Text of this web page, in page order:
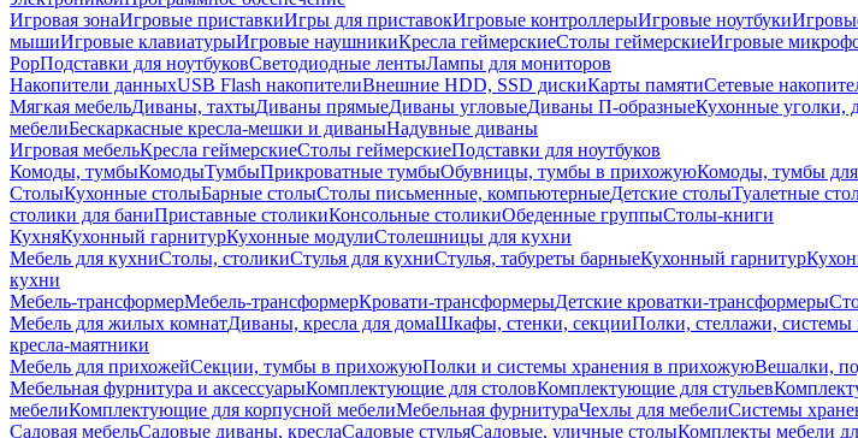
Игровая зонаИгровые приставкиИгры для приставокИгровые контроллерыИгровые ноутбуки
мышиИгровые клавиатурыИгровые наушникиКресла геймерскиеСтолы геймерскиеИгровые
PopПодставки для ноутбуковСветодиодные лентыЛампы для мониторов
Накопители данныхUSB Flash накопителиВнешние HDD, SSD дискиКарты памятиСетевые
Мягкая мебельДиваны, тахтыДиваны прямыеДиваны угловыеДиваны П-образныеКухонные уголки,
мебелиБескаркасные кресла-мешки и диваныНадувные диваны
Игровая мебельКресла геймерскиеСтолы геймерскиеПодставки для ноутбуков
Комоды, тумбыКомодыТумбыПрикроватные тумбыОбувницы, тумбы в прихожуюКомоды, тумбы
СтолыКухонные столыБарные столыСтолы письменные, компьютерныеДетские столыТуалетные
столики для баниПриставные столикиКонсольные столикиОбеденные группыСтолы-книги
КухняКухонный гарнитурКухонные модулиСтолешницы для кухни
Мебель для кухниСтолы, столикиСтулья для кухниСтулья, табуреты барныеКухонный гарнитур
кухни
Мебель-трансформерМебель-трансформерКровати-трансформерыДетские кроватки-трансформеры
Мебель для жилых комнатДиваны, кресла для домаШкафы, стенки, секцииПолки, стеллажи, системы
кресла-маятники
Мебель для прихожейСекции, тумбы в прихожуюПолки и системы хранения в прихожуюВешалки,
Мебельная фурнитура и аксессуарыКомплектующие для столовКомплектующие для стульев
мебелиКомплектующие для корпусной мебелиМебельная фурнитураЧехлы для мебелиСистемы
Садовая мебельСадовые диваны, креслаСадовые стульяСадовые, уличные столыКомплекты мебели